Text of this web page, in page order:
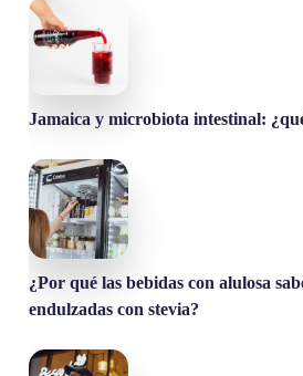
Jamaica y microbiota intestinal:
¿Por qué las bebidas con alulosa
endulzadas con stevia?